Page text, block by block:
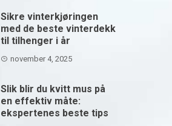
Sikre vinterkjøringen
med de beste vinterdekk
til tilhenger i år
november 4, 2025
Slik blir du kvitt mus på
en effektiv måte:
ekspertenes beste tips